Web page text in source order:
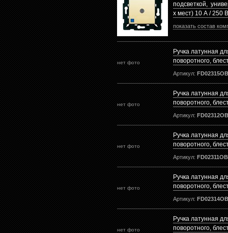
подсветкой,
х мест) 10 А / 250
показать состав
нет фото
Ручка латунная
поворотного,
Артикул: FD02315OB
нет фото
Ручка латунная
поворотного,
Артикул: FD02312OB
нет фото
Ручка латунная
поворотного,
Артикул: FD02311OB
нет фото
Ручка латунная
поворотного,
Артикул: FD02314OB
нет фото
Ручка латунная
поворотного,